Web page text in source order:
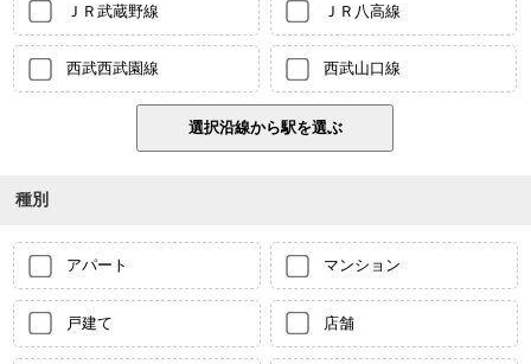
ＪＲ武蔵野線 ＪＲ八高線
西武西武園線 西武山口線
種別
アパート マンション
戸建て 店舗